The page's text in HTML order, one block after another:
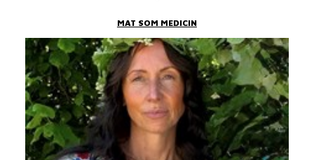
MAT SOM MEDICIN